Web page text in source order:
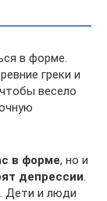
в форме.
греки и
весело
в форме, но и
депрессии.
Дети и люди